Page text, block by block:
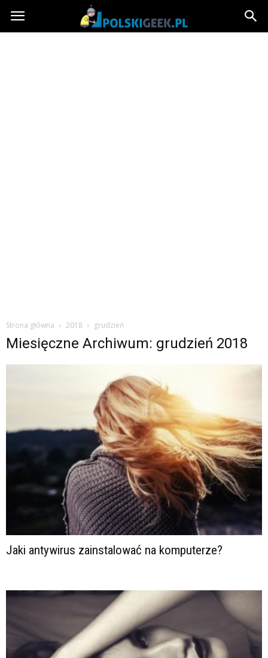
PolskiGeek.pl
Strona główna 2018 grudzień
Miesięczne Archiwum: grudzień 2018
Jaki antywirus zainstalować na komputerze?